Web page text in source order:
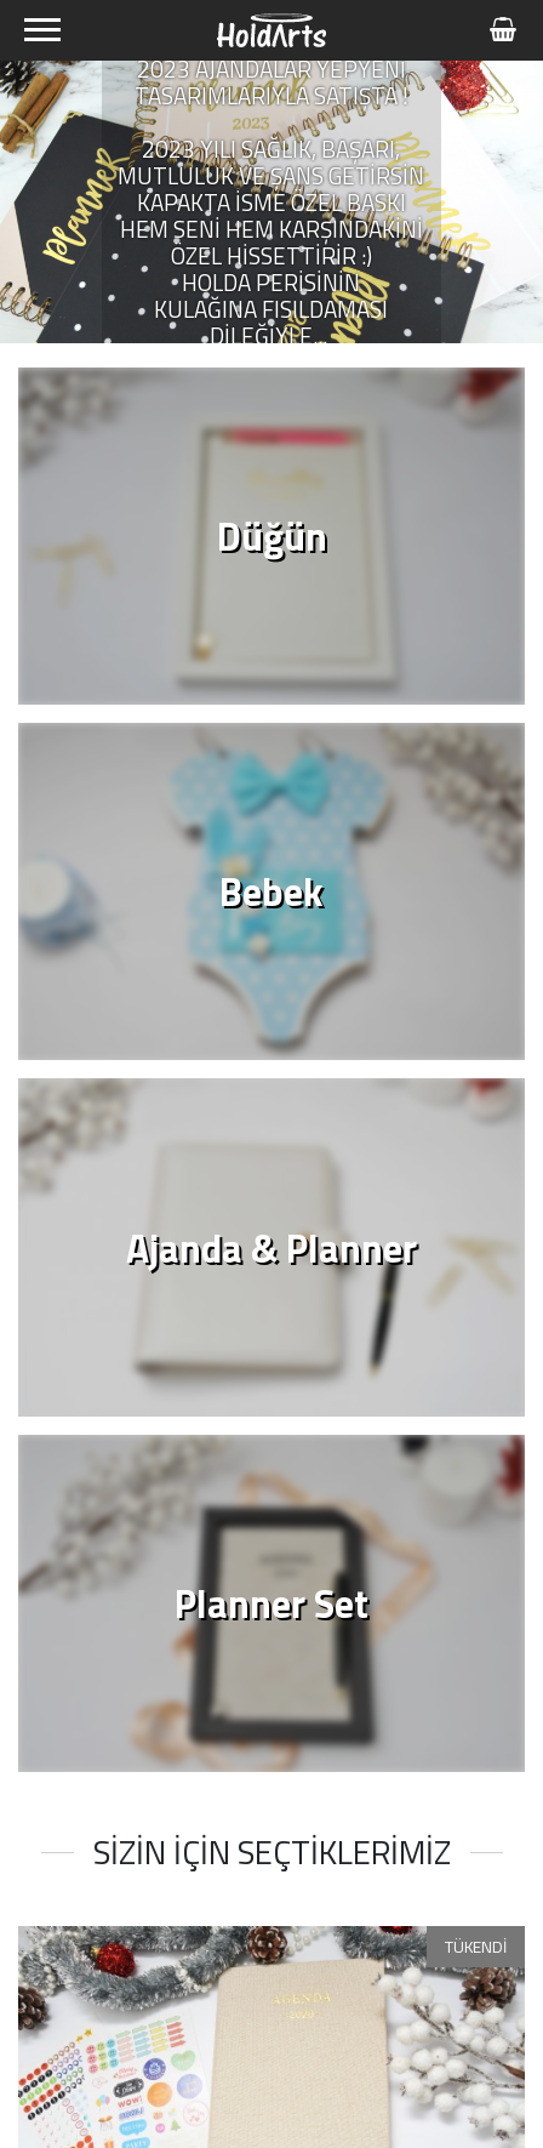
2023 AJANDALAR YEPYENİ
TASARIMLARIYLA SATIŞTA !
2023 YILI SAĞLIK, BAŞARI,
MUTLULUK VE ŞANS GETİRSİN
KAPAKTA İSME ÖZEL BASKI
HEM SENİ HEM KARŞINDAKİNİ
ÖZEL HİSSETTİRİR :)
HOLDA PERİSİNİN
KULAĞINA FISILDAMASI
DİLEĞİYLE...
Düğün
Bebek
Ajanda & Planner
Planner Set
SİZİN İÇİN SEÇTİKLERİMİZ
TÜKENDİ